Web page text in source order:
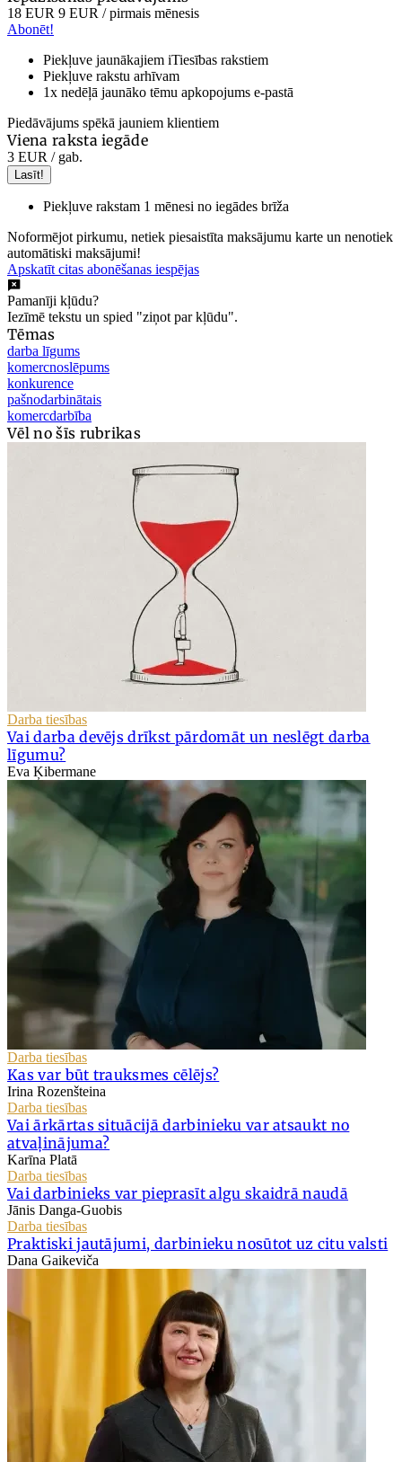
18 EUR 9 EUR / pirmais mēnesis
Abonēt!
Piekļuve jaunākajiem iTiesības rakstiem
Piekļuve rakstu arhīvam
1x nedēļā jaunāko tēmu apkopojums e-pastā
Piedāvājums spēkā jauniem klientiem
Viena raksta iegāde
3 EUR / gab.
Lasīt!
Piekļuve rakstam 1 mēnesi no iegādes brīža
Noformējot pirkumu, netiek piesaistīta maksājumu karte un nenotiek
automātiski maksājumi!
Apskatīt citas abonēšanas iespējas
Pamanīji kļūdu?
Iezīmē tekstu un spied "ziņot par kļūdu".
Tēmas
darba līgums
komercnoslēpums
konkurence
pašnodarbinātais
komercdarbība
Vēl no šīs rubrikas
Darba tiesības
Vai darba devējs drīkst pārdomāt un neslēgt darba
līgumu?
Eva Ķibermane
Darba tiesības
Kas var būt trauksmes cēlējs?
Irina Rozenšteina
Darba tiesības
Vai ārkārtas situācijā darbinieku var atsaukt no
atvaļinājuma?
Karīna Platā
Darba tiesības
Vai darbinieks var pieprasīt algu skaidrā naudā
Jānis Danga-Guobis
Darba tiesības
Praktiski jautājumi, darbinieku nosūtot uz citu valsti
Dana Gaikeviča